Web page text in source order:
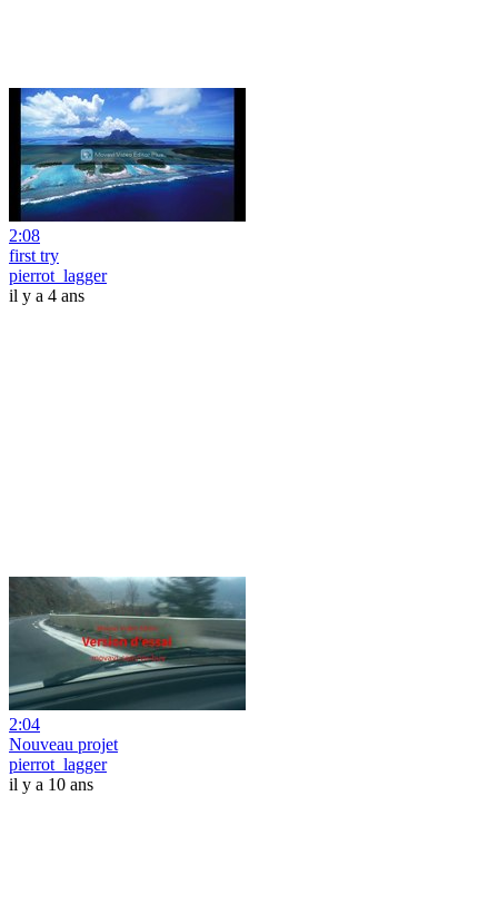
2:08
first try
pierrot_lagger
il y a 4 ans
2:04
Nouveau projet
pierrot_lagger
il y a 10 ans